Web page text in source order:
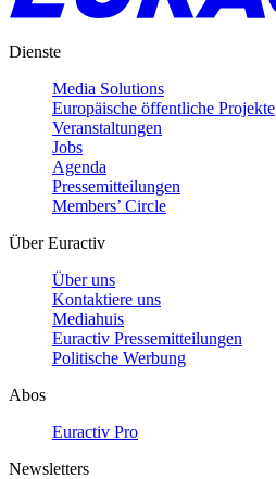
Dienste
Media Solutions
Europäische öffentliche Projekte
Veranstaltungen
Jobs
Agenda
Pressemitteilungen
Members’ Circle
Über Euractiv
Über uns
Kontaktiere uns
Mediahuis
Euractiv Pressemitteilungen
Politische Werbung
Abos
Euractiv Pro
Newsletters